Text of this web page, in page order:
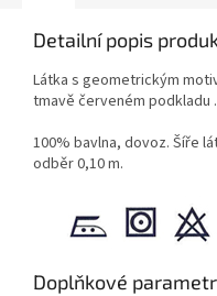
Detailní popis
Látka s geometrickým
tmavě červeném podkladu .
100% bavlna, dovoz. Šíře
odběr 0,10 m.
Doplňkové